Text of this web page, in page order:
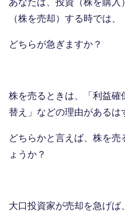
あなたは、投資（株を購入
（株を売却）する時では、
どちらが急ぎますか？
株を売るときは、「利益確
替え」などの理由があるは
どちらかと言えば、株を
ょうか？
大口投資家が売却を急げば